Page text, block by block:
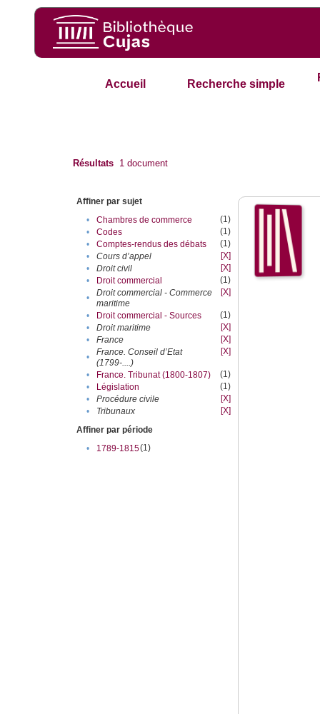
Accueil Recherche simple
Résultats 1 document
Affiner par sujet
•
Chambres de commerce
(1)
•
Codes
(1)
•
Comptes-rendus des débats
(1)
•
Cours d’appel
[X]
•
Droit civil
[X]
•
Droit commercial
(1)
•
Droit commercial - Commerce
maritime
[X]
• Droit commercial - Sources
(1)
•
Droit maritime
[X]
•
France
[X]
•
France. Conseil d’Etat
(1799-....)
[X]
• France. Tribunat (1800-1807)
(1)
•
Législation
(1)
•
Procédure civile
[X]
•
Tribunaux
[X]
Affiner par période
•
1789-1815(1)